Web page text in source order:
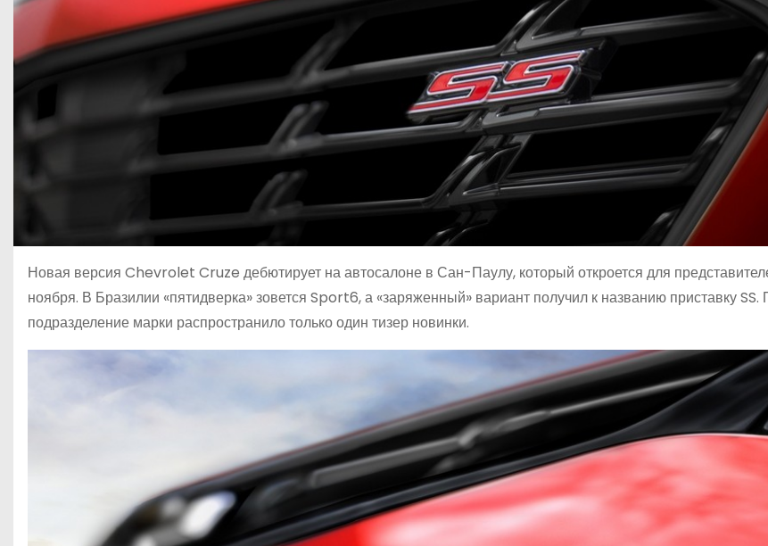
Новая версия Chevrolet Cruze дебютирует на автосалоне в Сан-Паулу, который откроется для
ноября. В Бразилии «пятидверка» зовется Sport6, а «заряженный» вариант получил к названию приставку SS.
подразделение марки распространило только один тизер новинки.